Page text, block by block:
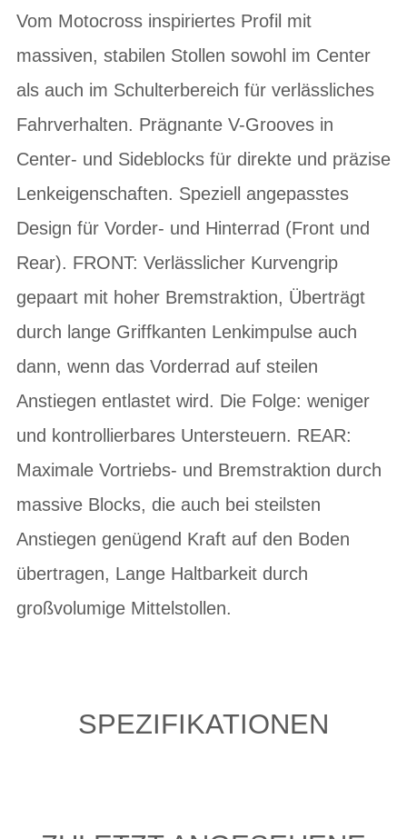
Vom Motocross inspiriertes Profil mit
massiven, stabilen Stollen sowohl im Center
als auch im Schulterbereich für verlässliches
Fahrverhalten. Prägnante V-Grooves in
Center- und Sideblocks für direkte und präzise
Lenkeigenschaften. Speziell angepasstes
Design für Vorder- und Hinterrad (Front und
Rear). FRONT: Verlässlicher Kurvengrip
gepaart mit hoher Bremstraktion, Überträgt
durch lange Griffkanten Lenkimpulse auch
dann, wenn das Vorderrad auf steilen
Anstiegen entlastet wird. Die Folge: weniger
und kontrollierbares Untersteuern. REAR:
Maximale Vortriebs- und Bremstraktion durch
massive Blocks, die auch bei steilsten
Anstiegen genügend Kraft auf den Boden
übertragen, Lange Haltbarkeit durch
großvolumige Mittelstollen.
SPEZIFIKATIONEN